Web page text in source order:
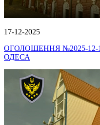
17-12-2025
ОГОЛОШЕННЯ №2025-
ОДЕСА